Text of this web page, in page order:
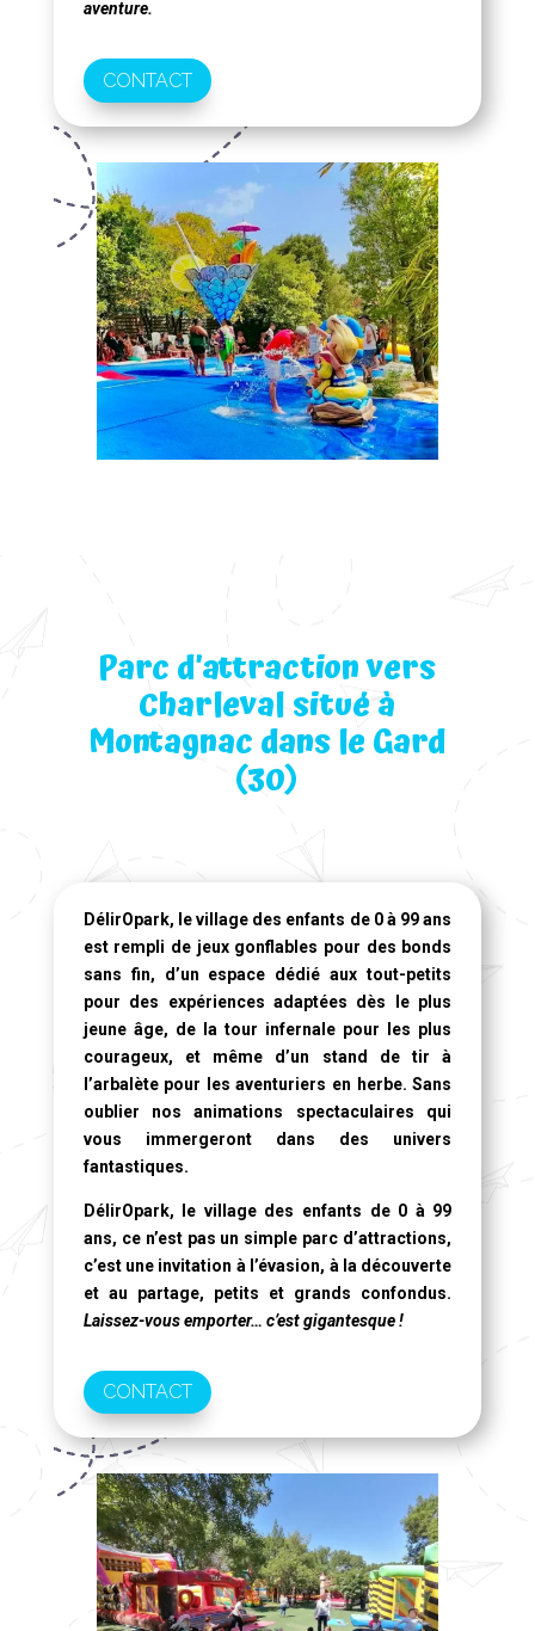
aventure.
CONTACT
Parc d’attraction vers
Charleval situé à
Montagnac dans le Gard
(30)
DélirOpark, le village des enfants de 0 à 99 ans
est rempli de jeux gonflables pour des bonds
sans fin, d’un espace dédié aux tout-petits
pour des expériences adaptées dès le plus
jeune âge, de la tour infernale pour les plus
courageux, et même d’un stand de tir à
l’arbalète pour les aventuriers en herbe. Sans
oublier nos animations spectaculaires qui
vous immergeront dans des univers
fantastiques.
DélirOpark, le village des enfants de 0 à 99
ans, ce n’est pas un simple parc d’attractions,
c’est une invitation à l’évasion, à la découverte
et au partage, petits et grands confondus.
Laissez-vous emporter… c’est gigantesque !
CONTACT